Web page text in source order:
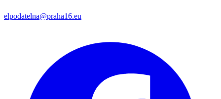
elpodatelna@praha16.eu